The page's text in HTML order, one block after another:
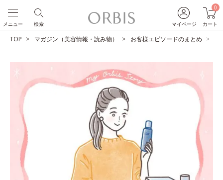
マイページ
0
カート
検索
メニュー
TOP マガジン（美容情報・読み物） お客様エピソードのまとめ